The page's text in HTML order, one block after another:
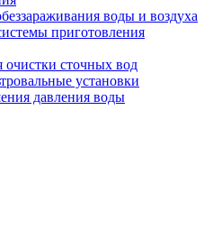
воды и воздуха
приготовления
очистки сточных вод
установки
давления воды